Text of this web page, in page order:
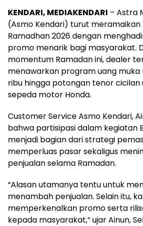
KENDARI, MEDIAKENDARI – Astra
(Asmo Kendari) turut meramaikan
Ramadhan 2026 dengan
promo menarik bagi masyarakat.
momentum Ramadan ini, dealer
menawarkan program uang muka
ribu hingga potongan tenor
sepeda motor Honda.
Customer Service Asmo Kendari,
bahwa partisipasi dalam kegiatan
menjadi bagian dari strategi
memperluas pasar sekaligus
penjualan selama Ramadan.
“Alasan utamanya tentu untuk
menambah penjualan. Selain itu,
memperkenalkan promo serta
kepada masyarakat,” ujar Ainun,